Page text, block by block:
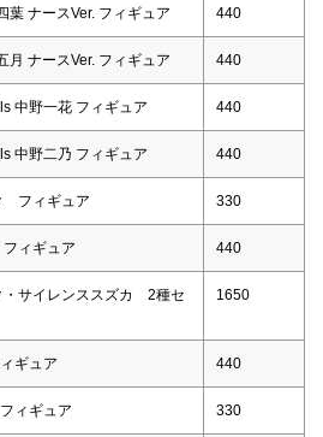
葉 ナースVer. フィギュア 440
月 ナースVer. フィギュア 440
中野一花 フィギュア 440
中野二乃 フィギュア 440
フィギュア 330
ィギュア 440
サイレンススズカ 2種セ
1650
ギュア 440
ィギュア 330